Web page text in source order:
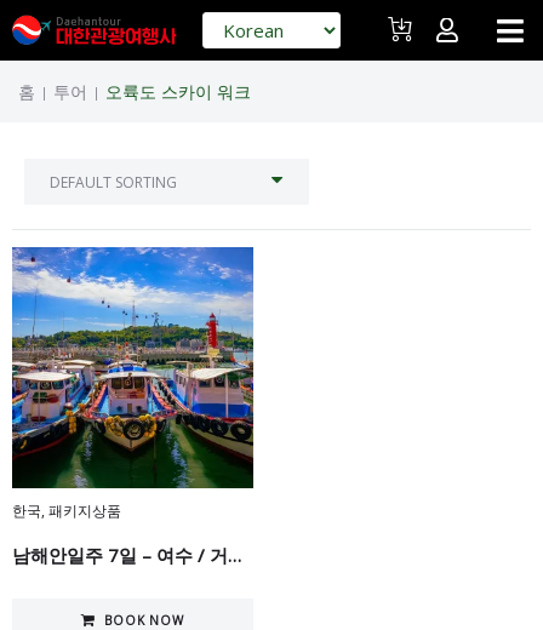
홈 | 투어 | 오륙도 스카이 워크
한국,패키지상품
남해안일주 7일 – 여수 / 거제 / 부산
BOOK NOW